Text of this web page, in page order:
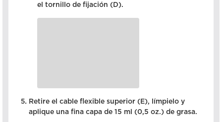
el tornillo de fijación (D).
Retire el cable flexible superior (E), límpielo y
aplique una fina capa de 15 ml (0,5 oz.) de grasa.